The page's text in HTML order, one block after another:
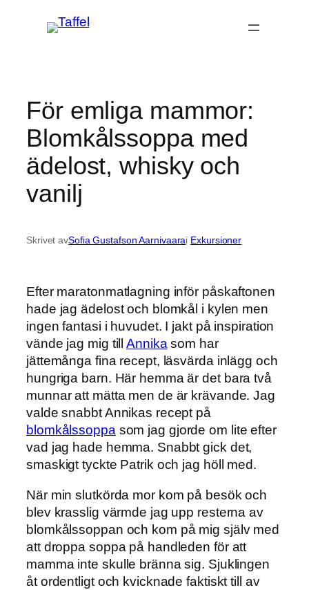
För emliga mammor:
Blomkålssoppa med
ädelost, whisky och
vanilj
Skrivet avSofia Gustafson Aarnivaarai Exkursioner
Efter maratonmatlagning inför påskaftonen
hade jag ädelost och blomkål i kylen men
ingen fantasi i huvudet. I jakt på inspiration
vände jag mig tillAnnikasom har
jättemånga fina recept, läsvärda inlägg och
hungriga barn. Här hemma är det bara två
munnar att mätta men de är krävande. Jag
valde snabbt Annikas recept på
blomkålssoppasom jag gjorde om lite efter
vad jag hade hemma. Snabbt gick det,
smaskigt tyckte Patrik och jag höll med.
När min slutkörda mor kom på besök och
blev krasslig värmde jag upp resterna av
blomkålssoppan och kom på mig själv med
att droppa soppa på handleden för att
mamma inte skulle bränna sig. Sjuklingen
åt ordentligt och kvicknade faktiskt till av